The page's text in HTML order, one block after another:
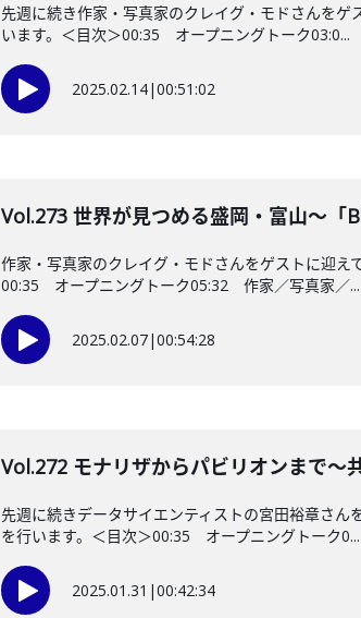
先週に続き作家・写真家のクレイグ・モドさんを
います。＜目次＞00:35 オープニングトーク03:0...
2025.02.14|00:51:02
Vol.273 世界が見つめる盛岡・富山～「
作家・写真家のクレイグ・モドさんをゲストに迎
00:35 オープニングトーク05:32 作家／写真家／...
2025.02.07|00:54:28
Vol.272 モナリザからパビリオンまで～
先週に続きデータサイエンティストの宮田裕章さ
を行います。＜目次＞00:35 オープニングトーク0...
2025.01.31 |00:42:34